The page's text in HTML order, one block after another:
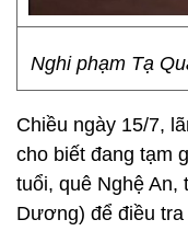
Nghi phạm Tạ
Chiều ngày 15/7,
cho biết đang tạm
tuổi, quê Nghệ An,
Dương) để điều